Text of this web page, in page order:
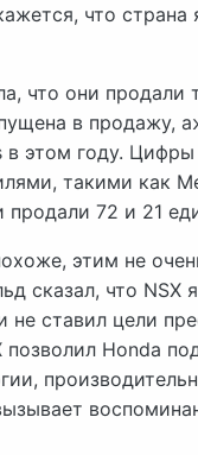
что
что они продали
в продажу,
этом году.
такими как
72 и 21
этим не
сказал, что NSX
ставил цели
Honda